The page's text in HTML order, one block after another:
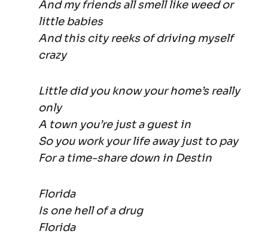
And my friends all smell like weed or
little babies
And this city reeks of driving myself
crazy
Little did you know your home’s really
only
A town you’re just a guest in
So you work your life away just to pay
For a time-share down in Destin
Florida
Is one hell of a drug
Florida